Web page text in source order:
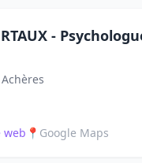
-
web 📍 Google Maps